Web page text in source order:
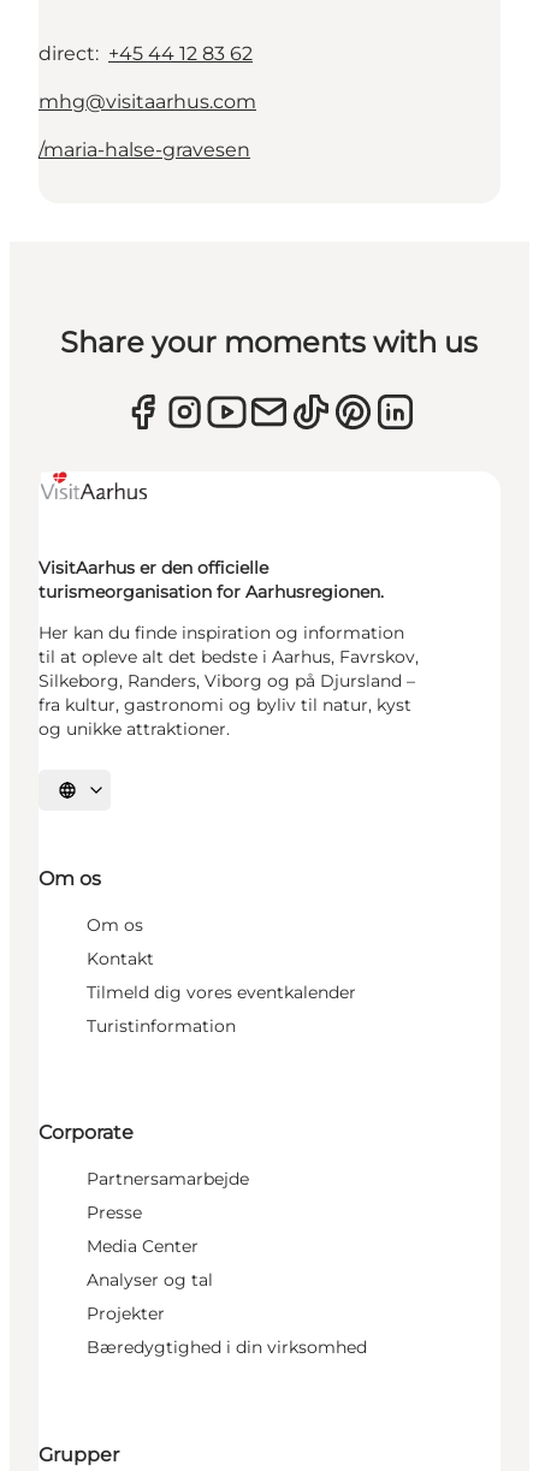
direct: +45 44 12 83 62
mhg@visitaarhus.com
/maria-halse-gravesen
Share your moments with us
VisitAarhus er den officielle
turismeorganisation for Aarhusregionen.
Her kan du finde inspiration og information
til at opleve alt det bedste i Aarhus, Favrskov,
Silkeborg, Randers, Viborg og på Djursland –
fra kultur, gastronomi og byliv til natur, kyst
og unikke attraktioner.
Vælg sprog
Om os
Om os
Kontakt
Tilmeld dig vores eventkalender
Turistinformation
Corporate
Partnersamarbejde
Presse
Media Center
Analyser og tal
Projekter
Bæredygtighed i din virksomhed
Grupper